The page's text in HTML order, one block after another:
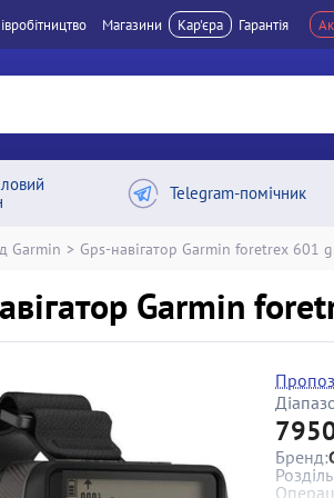
Магазини Кар'єра Гарантія
Telegram-помічник
Garmin > Gps-навігатор Garmin foretrex 601
Garmin
Бренд: